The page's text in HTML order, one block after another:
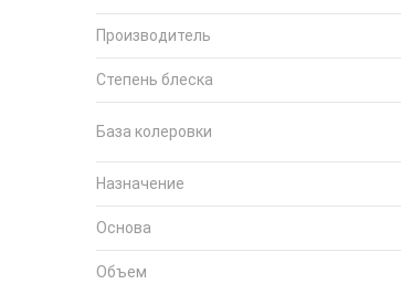
Производитель
Степень блеска
База колеровки
Назначение
Основа
Объем